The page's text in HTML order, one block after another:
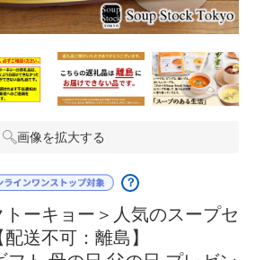
画像を拡大する
？
トーキョー＞人気のスープセ
送不可：離島】